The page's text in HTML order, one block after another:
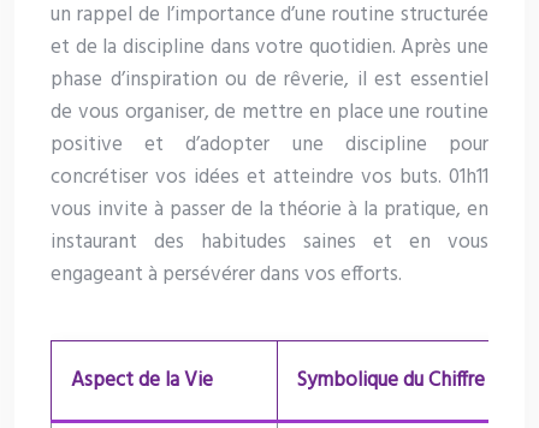
un rappel de l’importance d’une routine structurée
et de la discipline dans votre quotidien. Après une
phase d’inspiration ou de rêverie, il est essentiel
de vous organiser, de mettre en place une routine
positive et d’adopter une discipline pour
concrétiser vos idées et atteindre vos buts. 01h11
vous invite à passer de la théorie à la pratique, en
instaurant des habitudes saines et en vous
engageant à persévérer dans vos efforts.
Aspect de la Vie Symbolique du Chiffre 1